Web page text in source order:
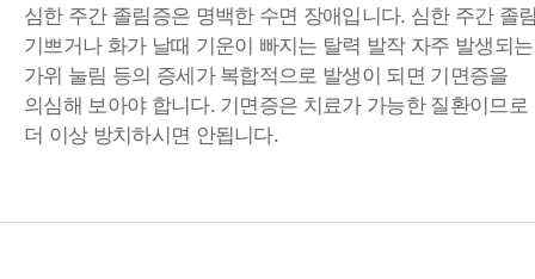
심한 주간 졸림증은 명백한 수면 장애입니다. 심한 주간 졸
기쁘거나 화가 날때 기운이 빠지는 탈력 발작 자주 발생되는
가위 눌림 등의 증세가 복합적으로 발생이 되면 기면증을
의심해 보아야 합니다. 기면증은 치료가 가능한 질환이므로
더 이상 방치하시면 안됩니다.